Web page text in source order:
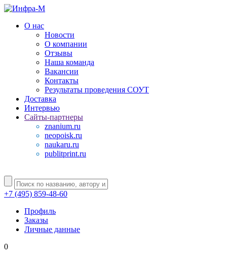
О нас
Новости
О компании
Отзывы
Наша команда
Вакансии
Контакты
Результаты проведения СОУТ
Доставка
Интервью
Сайты-партнеры
znanium.ru
neopoisk.ru
naukaru.ru
publitprint.ru
+7 (495) 859-48-60
Профиль
Заказы
Личные данные
0